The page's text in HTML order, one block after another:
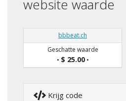
website waarde
bbbeat.ch
Geschatte waarde
• $ 25.00•
Krijg code